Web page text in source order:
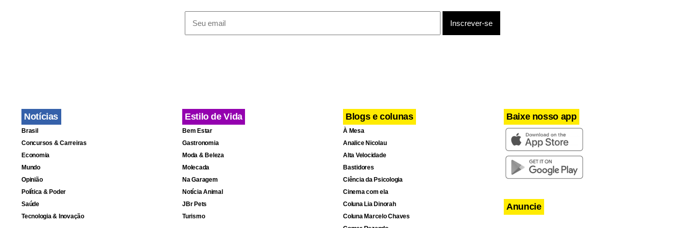
No médio prazo, o ministro defende ações para aumentar a produtividade, a
formalização da mão de obra e a produção industrial. “Achamos que é possível
Notícias
Brasil
Concursos & Carreiras
Economia
Mundo
Opinião
Política & Poder
Saúde
Tecnologia & Inovação
Estilo de Vida
Bem Estar
Gastronomia
Moda & Beleza
Molecada
Na Garagem
Notícia Animal
JBr Pets
Turismo
Blogs e colunas
À Mesa
Analice Nicolau
Alta Velocidade
Bastidores
Ciência da Psicologia
Cinema com ela
Coluna Lia Dinorah
Coluna Marcelo Chaves
Baixe nosso app
Anuncie